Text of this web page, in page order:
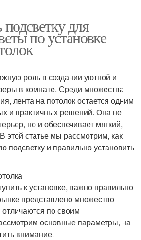
для
по установке
роль в создании уютной и
в комнате. Среди множества
лента на потолок остается одним
и практичных решений. Она не
но и обеспечивает мягкий,
этой статье мы рассмотрим, как
подсветку и правильно установить
к установке, важно правильно
представлено множество
по своим
основные параметры, на
внимание.